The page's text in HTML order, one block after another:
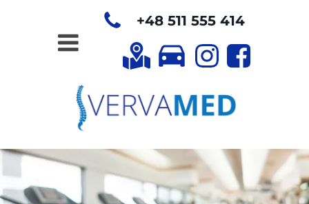
+48 511 555 414